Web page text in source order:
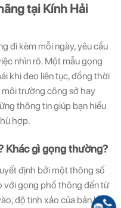
tại Kính Hải
đi kèm mỗi ngày, yêu cầu
nhìn rõ. Một mẫu gọng
khi đeo liên tục, đồng thời
trường công sở hay
thông tin giúp bạn hiểu
hợp.
Khác gì gọng thường?
định bởi một thông số
với gọng phổ thông đến từ
độ tinh xảo của bản lề,